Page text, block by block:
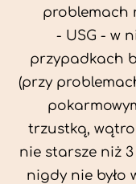
problemach
- USG - w
przypadkach
(przy
trzustką,
nie starsze niż
nigdy nie było